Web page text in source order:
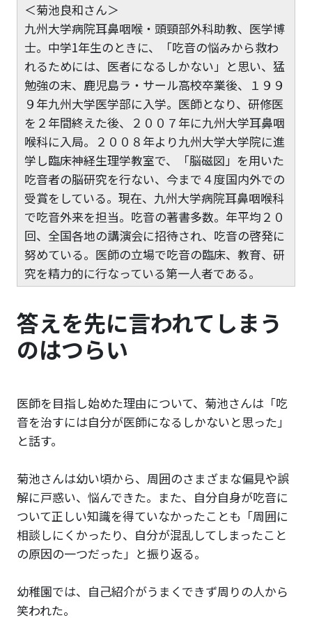
＜菊池良和さん＞
九州大学病院耳鼻咽喉・頭頸部外科助教、医学博
士。中学1年生のときに、「吃音の悩みから救わ
れるためには、医者になるしかない」と思い、猛
勉強の末、鹿児島ラ・サール高校卒業後、１９９
９年九州大学医学部に入学。医師となり、研修医
を２年間終えた後、２００７年に九州大学耳鼻咽
喉科に入局。２００８年より九州大学大学院に進
学し臨床神経生理学教室で、「脳磁図」を用いた
吃音者の脳研究を行ない、今まで４度国内外での
受賞をしている。現在、九州大学病院耳鼻咽喉科
で吃音外来を担当。吃音の著書多数。年平均２０
回、全国各地の講演会に招待され、吃音の啓発に
努めている。医師の立場で吃音の臨床、教育、研
究を精力的に行なっている第一人者である。
答えを先に言われてしまう
のはつらい
医師を目指し始めた理由について、菊池さんは「吃
音を治すには自分が医師になるしかないと思った」
と話す。
菊池さんは幼い頃から、周囲のさまざまな偏見や誤
解に戸惑い、悩んできた。また、自分自身が吃音に
ついて正しい知識を得ていなかったことも「周囲に
相談しにくかったり、自分が混乱してしまったこと
の原因の一つだった」と振り返る。
幼稚園では、自己紹介がうまくできず周りの人から
笑われた。